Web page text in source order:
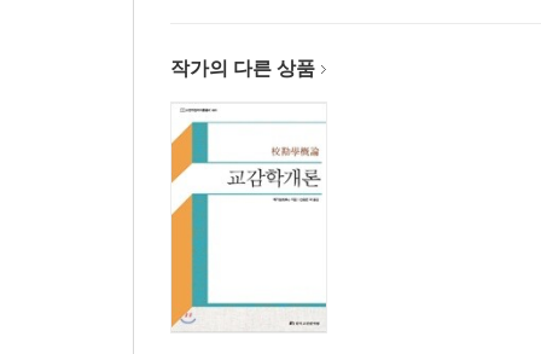
작가의 다른 상품